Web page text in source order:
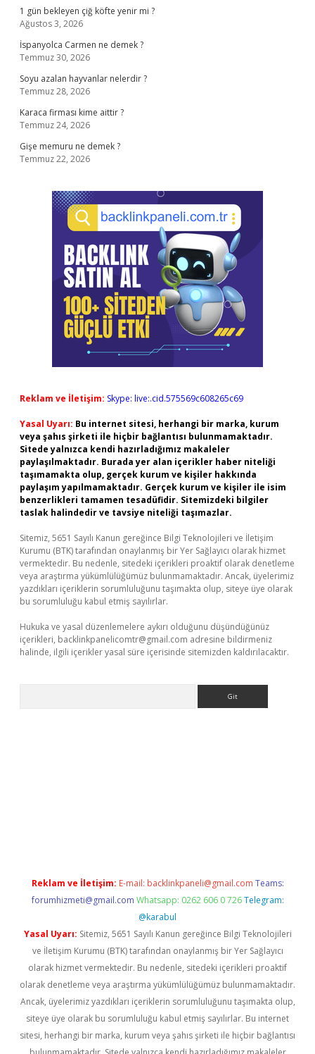
1 gün bekleyen çiğ köfte yenir mi ?
Ağustos 3, 2026
İspanyolca Carmen ne demek ?
Temmuz 30, 2026
Soyu azalan hayvanlar nelerdir ?
Temmuz 28, 2026
Karaca firması kime aittir ?
Temmuz 24, 2026
Gişe memuru ne demek ?
Temmuz 22, 2026
Reklam ve İletişim: Skype: live:.cid.575569c608265c69
Yasal Uyarı: Bu internet sitesi, herhangi bir marka, kurum
veya şahıs şirketi ile hiçbir bağlantısı bulunmamaktadır.
Sitede yalnızca kendi hazırladığımız makaleler
paylaşılmaktadır. Burada yer alan içerikler haber niteliği
taşımamakta olup, gerçek kurum ve kişiler hakkında
paylaşım yapılmamaktadır. Gerçek kurum ve kişiler ile isim
benzerlikleri tamamen tesadüfidir. Sitemizdeki bilgiler
taslak halindedir ve tavsiye niteliği taşımazlar.
Sitemiz, 5651 Sayılı Kanun gereğince Bilgi Teknolojileri ve İletişim
Kurumu (BTK) tarafından onaylanmış bir Yer Sağlayıcı olarak hizmet
vermektedir. Bu nedenle, sitedeki içerikleri proaktif olarak denetleme
veya araştırma yükümlülüğümüz bulunmamaktadır. Ancak, üyelerimiz
yazdıkları içeriklerin sorumluluğunu taşımakta olup, siteye üye olarak
bu sorumluluğu kabul etmiş sayılırlar.
Hukuka ve yasal düzenlemelere aykırı olduğunu düşündüğünüz
içerikleri, backlinkpanelicomtr@gmail.com adresine bildirmeniz
halinde, ilgili içerikler yasal süre içerisinde sitemizden kaldırılacaktır.
Reklam ve İletişim: E-mail: backlinkpaneli@gmail.com Teams:
forumhizmeti@gmail.com Whatsapp: 0262 606 0 726 Telegram:
@karabul
Yasal Uyarı: Sitemiz, 5651 Sayılı Kanun gereğince Bilgi Teknolojileri
ve İletişim Kurumu (BTK) tarafından onaylanmış bir Yer Sağlayıcı
olarak hizmet vermektedir. Bu nedenle, sitedeki içerikleri proaktif
olarak denetleme veya araştırma yükümlülüğümüz bulunmamaktadır.
Ancak, üyelerimiz yazdıkları içeriklerin sorumluluğunu taşımakta olup,
siteye üye olarak bu sorumluluğu kabul etmiş sayılırlar. Bu internet
sitesi, herhangi bir marka, kurum veya şahıs şirketi ile hiçbir bağlantısı